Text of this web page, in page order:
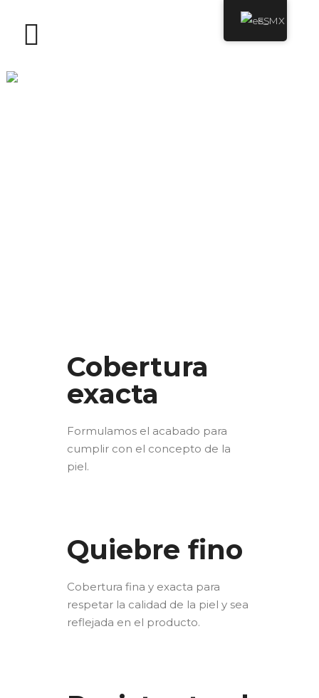
Cobertura
exacta
Formulamos el acabado para
cumplir con el concepto de la
piel.
Quiebre fino
Cobertura fina y exacta para
respetar la calidad de la piel y sea
reflejada en el producto.
ES